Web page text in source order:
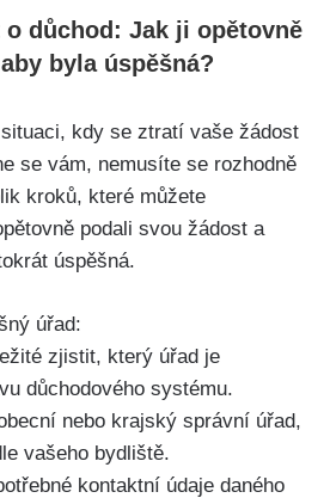
o důchod: Jak ji opětovně
byla úspěšná?
kdy se ztratí vaše žádost
se vám, nemusíte se rozhodně
kroků, které můžete
podali svou žádost a
úspěšná.
úřad:
zjistit, který úřad je
důchodového systému.
nebo krajský správní úřad,
vašeho bydliště.
kontaktní údaje daného